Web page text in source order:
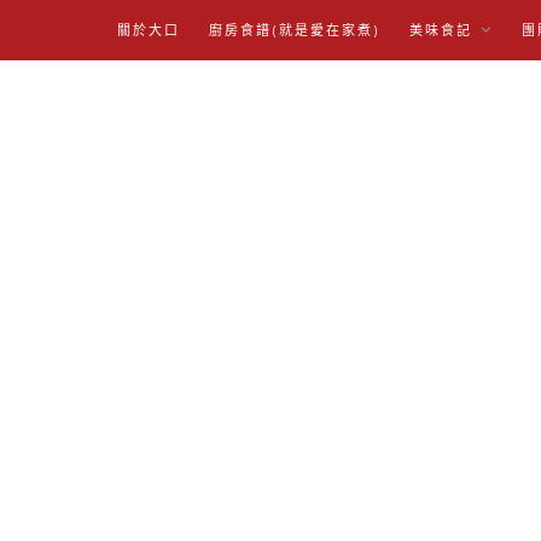
關於大口 廚房食譜(就是愛在家煮) 美味食記